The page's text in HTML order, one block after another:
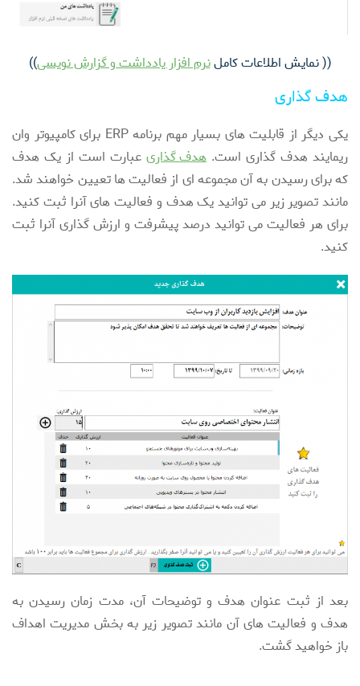
(( نمایش اطلاعات کاملنرم افزار یادداشت و گزارش نویسی))
هدف گذاری
یکی دیگر از قابلیت های بسیار مهم برنامه ERP برای کامپیوتر وان
ریمایند هدف گذاری است. هدف گذاری عبارت است از یک هدف
که برای رسیدن به آن مجموعه ای از فعالیت ها تعیین خواهند شد.
مانند تصویر زیر می توانید یک هدف و فعالیت های آنرا ثبت کنید.
برای هر فعالیت می توانید درصد پیشرفت و ارزش گذاری آنرا ثبت
کنید.
بعد از ثبت عنوان هدف و توضیحات آن، مدت زمان رسیدن به
هدف و فعالیت های آن مانند تصویر زیر به بخش مدیریت اهداف
باز خواهید گشت.